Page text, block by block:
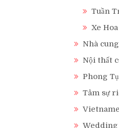
Tuần
Xe Hoa
Nhà
Nội thất
Phong
Tâm sự